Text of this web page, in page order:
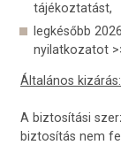
tájékoztatást,
legkésőbb
nyilatkozatot
Általános kizárás:
A biztosítási
biztosítás nem